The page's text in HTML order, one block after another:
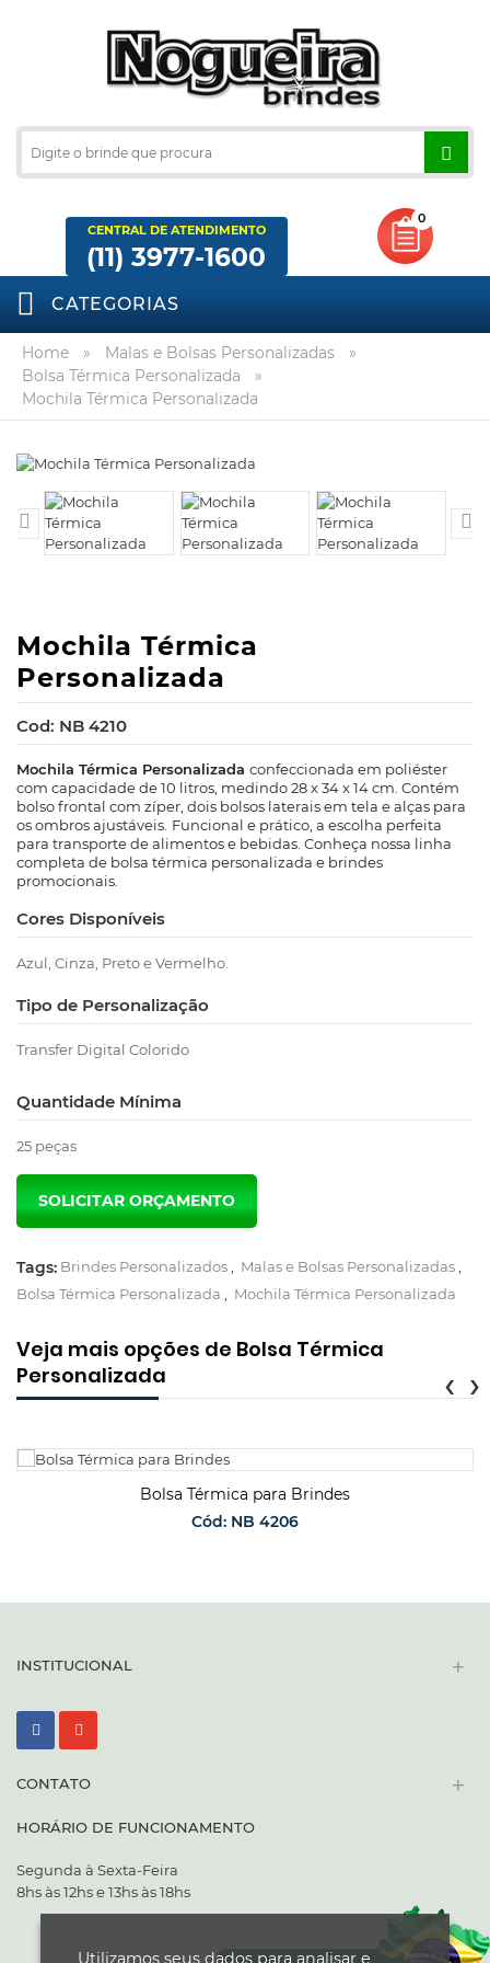
CENTRAL DE ATENDIMENTO
(11) 3977-1600
0
CATEGORIAS
Home » Malas e Bolsas Personalizadas
»
Bolsa Térmica Personalizada
»
Mochila Térmica Personalizada
 
Mochila Térmica
Personalizada
Cod: NB 4210
Mochila Térmica Personalizada confeccionada em poliéster
com capacidade de 10 litros, medindo 28 x 34 x 14 cm. Contém
bolso frontal com zíper, dois bolsos laterais em tela e alças para
os ombros ajustáveis. Funcional e prático, a escolha perfeita
para transporte de alimentos e bebidas. Conheça nossa linha
completa de bolsa térmica personalizada e brindes
promocionais.
Cores Disponíveis
Azul, Cinza, Preto e Vermelho.
Tipo de Personalização
Transfer Digital Colorido
Quantidade Mínima
25 peças
Tags: Brindes Personalizados Malas e Bolsas Personalizadas
Bolsa Térmica Personalizada
Mochila Térmica Personalizada
Veja mais opções de Bolsa Térmica
Personalizada
Bolsa Térmica para Brindes
Cód: NB 4206
‹ ›
INSTITUCIONAL +
CONTATO +
HORÁRIO DE FUNCIONAMENTO
Segunda à Sexta-Feira
8hs às 12hs e 13hs às 18hs
Utilizamos seus dados para analisar e